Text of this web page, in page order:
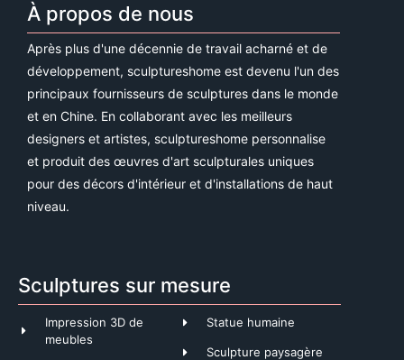
À propos de nous
Après plus d'une décennie de travail acharné et de
développement, sculptureshome est devenu l'un des
principaux fournisseurs de sculptures dans le monde
et en Chine. En collaborant avec les meilleurs
designers et artistes, sculptureshome personnalise
et produit des œuvres d'art sculpturales uniques
pour des décors d'intérieur et d'installations de haut
niveau.
Sculptures sur mesure
Impression 3D de
meubles
Statue humaine
Sculpture paysagère